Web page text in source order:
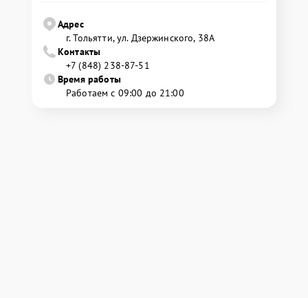
Адрес
г. Тольятти, ул. Дзержинского, 38А
Контакты
+7 (848) 238-87-51
Время работы
Работаем с 09:00 до 21:00